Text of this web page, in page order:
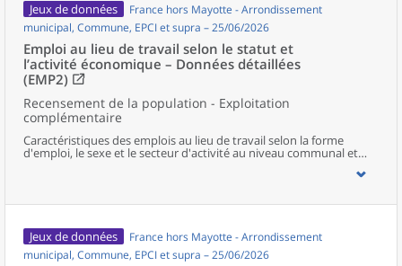
Jeux de données
France hors Mayotte - Arrondissement
municipal, Commune, EPCI et supra – 25/06/2026
Emploi au lieu de travail selon le statut et
l’activité économique – Données détaillées
(EMP2)
Recensement de la population - Exploitation
complémentaire
Caractéristiques des emplois au lieu de travail selon la forme
d'emploi, le sexe et le secteur d'activité au niveau communal et
supracommunal pour la France hors Mayotte.
Jeux de données
France hors Mayotte - Arrondissement
municipal, Commune, EPCI et supra – 25/06/2026